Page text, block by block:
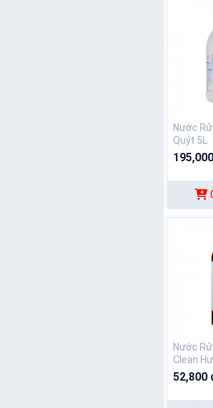
Nước
Quýt 5L
Nước
Clean
800ML
52,800